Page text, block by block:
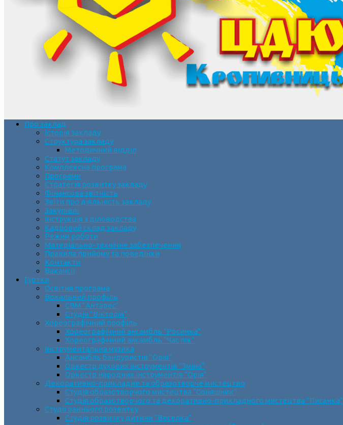
Про заклад
Історія закладу
Структура закладу
Методичний відділ
Статут закладу
Комплексна програма
Програми
Стратегія розвитку закладу
Фінансова звітність
Звіти про діяльність закладу
Закупівлі
Інструкція з діловодства
Кадровий склад закладу
Режим роботи
Матеріально-технічне забезпечення
Правила прийому та поведінки
Контакти
Вакансії
Гуртки
Освітня програма
Вокальний профіль
СВМ “Антарес”
Студія “Вікторія”
Хореографічний профіль
Хореографічний ансамбль “Росинка”
Хореографічний ансамбль “Час пік”
Інструментальна музика
Ансамбль бандуристів “Орія”
Оркестр духових інструментів “Зміна”
Оркестр народних інструментів “Орія”
Декоративно-прикладне та образотворче мистецтво
Cтудія образотворчого мистецтва “Соняшник”
Студія образотворчого та декоративно-прикладного мистецтва “Писанка”
Студії раннього розвитку
Студія розвитку дитини “Веселка”